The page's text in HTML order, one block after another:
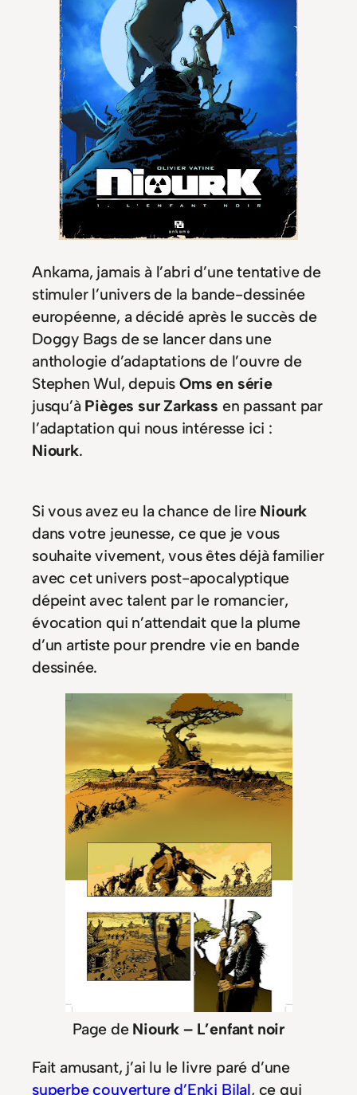
Ankama, jamais à l’abri d’une tentative de
stimuler l’univers de la bande-dessinée
européenne, a décidé après le succès de
Doggy Bags de se lancer dans une
anthologie d’adaptations de l’ouvre de
Stephen Wul, depuisOms en série
jusqu’à Pièges sur Zarkass en passant par
l’adaptation qui nous intéresse ici :
Niourk.
Si vous avez eu la chance de lire Niourk
dans votre jeunesse, ce que je vous
souhaite vivement, vous êtes déjà familier
avec cet univers post-apocalyptique
dépeint avec talent par le romancier,
évocation qui n’attendait que la plume
d’un artiste pour prendre vie en bande
dessinée.
Page de Niourk – L’enfant noir
Fait amusant, j’ai lu le livre paré d’une
superbe couverture d’Enki Bilal, ce qui